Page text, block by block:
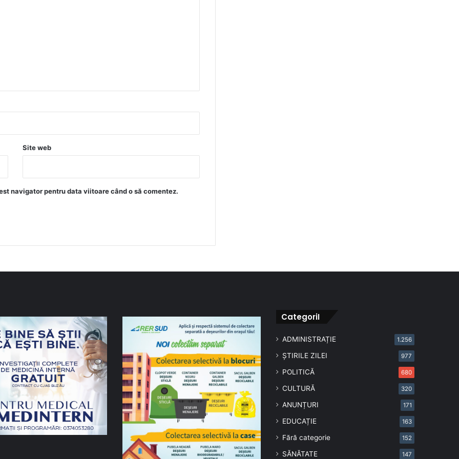
Site web
navigator pentru data viitoare când o să comentez.
CategoriI
ADMINISTRAȚIE 1.256
ȘTIRILE ZILEI 977
POLITICĂ 680
CULTURĂ 320
ANUNȚURI 171
EDUCAȚIE 163
Fără categorie 152
SĂNĂTATE 147